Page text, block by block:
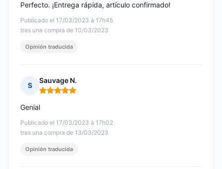
Publicado el 17/03/2023 à 17h45
tras una compra de 10/03/2023
Perfecto. ¡Entrega rápida, artículo confirmado!
Opinión traducida
S
Sauvage N.
Nota: 5 de 5
Publicado el 17/03/2023 à 17h02
tras una compra de 13/03/2023
Genial
Opinión traducida